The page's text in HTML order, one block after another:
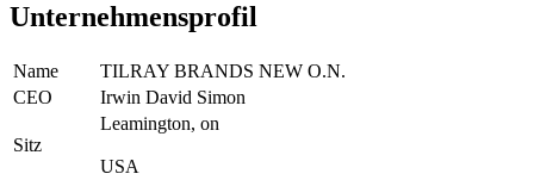
Unternehmensprofil
Name
TILRAY BRANDS NEW O.N.
CEO
Irwin David Simon
Sitz
Leamington, on
USA